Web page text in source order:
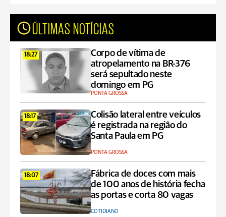
ÚLTIMAS NOTÍCIAS
18:27
Corpo de vítima de
atropelamento na BR-376
será sepultado neste
domingo em PG
PONTA GROSSA
18:17
Colisão lateral entre veículos
é registrada na região do
Santa Paula em PG
PONTA GROSSA
18:07
Fábrica de doces com mais
de 100 anos de história fecha
as portas e corta 80 vagas
COTIDIANO